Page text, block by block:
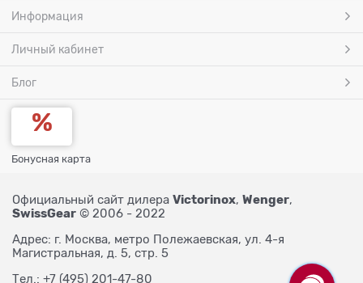
Информация
Личный кабинет
Блог
Бонусная карта
Официальный сайт дилера Victorinox, Wenger,
SwissGear © 2006 - 2022
Адрес: г. Москва, метро Полежаевская, ул. 4-я
Магистральная, д. 5, стр. 5
Тел.: +7 (495) 201-47-80